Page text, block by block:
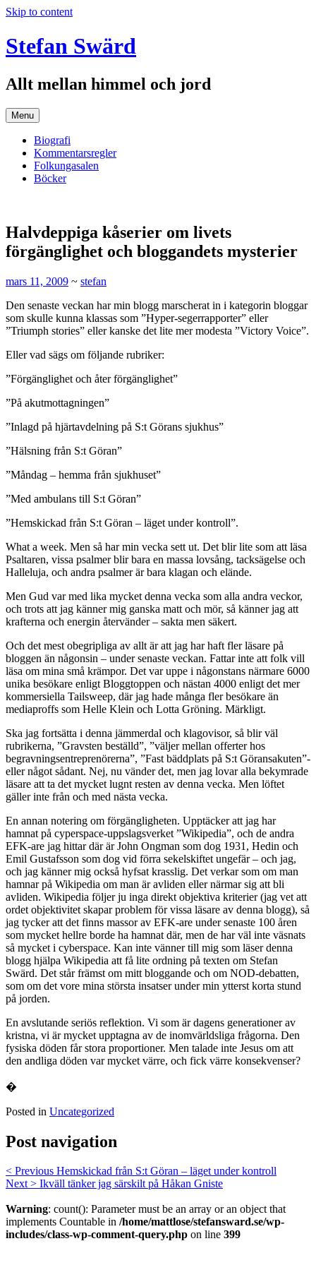
Skip to content
Stefan Swärd
Allt mellan himmel och jord
Menu
Biografi
Kommentarsregler
Folkungasalen
Böcker
Halvdeppiga kåserier om livets
förgänglighet och bloggandets mysterier
mars 11, 2009 ~ stefan
Den senaste veckan har min blogg marscherat in i kategorin bloggar
som skulle kunna klassas som ”Hyper-segerrapporter” eller
”Triumph stories” eller kanske det lite mer modesta ”Victory Voice”.
Eller vad sägs om följande rubriker:
”Förgänglighet och åter förgänglighet”
”På akutmottagningen”
”Inlagd på hjärtavdelning på S:t Görans sjukhus”
”Hälsning från S:t Göran”
”Måndag – hemma från sjukhuset”
”Med ambulans till S:t Göran”
”Hemskickad från S:t Göran – läget under kontroll”.
What a week. Men så har min vecka sett ut. Det blir lite som att läsa
Psaltaren, vissa psalmer blir bara en massa lovsång, tacksägelse och
Halleluja, och andra psalmer är bara klagan och elände.
Men Gud var med lika mycket denna vecka som alla andra veckor,
och trots att jag känner mig ganska matt och mör, så känner jag att
krafterna och energin återvänder – sakta men säkert.
Och det mest obegripliga av allt är att jag har haft fler läsare på
bloggen än någonsin – under senaste veckan. Fattar inte att folk vill
läsa om mina små krämpor. Det var uppe i någonstans närmare 6000
unika besökare enligt Bloggtoppen och nästan 4000 enligt det mer
kommersiella Tailsweep, där jag hade många fler besökare än
mediaproffs som Helle Klein och Lotta Gröning. Märkligt.
Ska jag fortsätta i denna jämmerdal och klagovisor, så blir väl
rubrikerna, ”Gravsten beställd”, ”väljer mellan offerter hos
begravningsentreprenörerna”, ”Fast bäddplats på S:t Göransakuten”-
eller något sådant. Nej, nu vänder det, men jag lovar alla bekymrade
läsare att ta det mycket lugnt resten av denna vecka. Men löftet
gäller inte från och med nästa vecka.
En annan notering om förgängligheten. Upptäcker att jag har
hamnat på cyperspace-uppslagsverket ”Wikipedia”, och de andra
EFK-are jag hittar där är John Ongman som dog 1931, Hedin och
Emil Gustafsson som dog vid förra sekelskiftet ungefär – och jag,
och jag känner mig också hyfsat krasslig. Det verkar som om man
hamnar på Wikipedia om man är avliden eller närmar sig att bli
avliden. Wikipedia följer ju inga direkt objektiva kriterier (jag vet att
ordet objektivitet skapar problem för vissa läsare av denna blogg), så
jag tycker att det finns massor av EFK-are under senaste 100 åren
som mycket hellre borde ha hamnat där, men de har väl inte väsnats
så mycket i cyberspace. Kan inte vänner till mig som läser denna
blogg hjälpa Wikipedia att få lite ordning på texten om Stefan
Swärd. Det står främst om mitt bloggande och om NOD-debatten,
som om det vore mina största insatser under min ytterst korta stund
på jorden.
En avslutande seriös reflektion. Vi som är dagens generationer av
kristna, vi är mycket upptagna av de inomvärldsliga frågorna. Den
fysiska döden får stora proportioner. Men talade inte Jesus om att
den andliga döden var mycket värre, och fick värre konsekvenser?
�
Posted in Uncategorized
Post navigation
< Previous Hemskickad från S:t Göran – läget under kontroll
Next > Ikväll tänker jag särskilt på Håkan Gniste
Warning: count(): Parameter must be an array or an object that
implements Countable in /home/mattlose/stefansward.se/wp-
includes/class-wp-comment-query.php on line 399